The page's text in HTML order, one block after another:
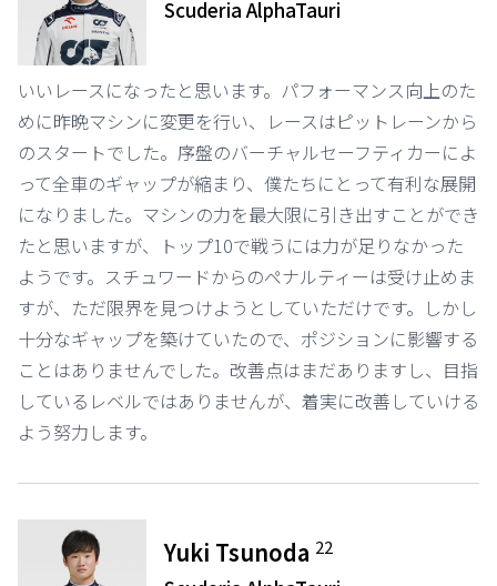
Scuderia AlphaTauri
いいレースになったと思います。パフォーマンス向上のた
めに昨晩マシンに変更を行い、レースはピットレーンから
のスタートでした。序盤のバーチャルセーフティカーによ
って全車のギャップが縮まり、僕たちにとって有利な展開
になりました。マシンの力を最大限に引き出すことができ
たと思いますが、トップ10で戦うには力が足りなかった
ようです。スチュワードからのペナルティーは受け止めま
すが、ただ限界を見つけようとしていただけです。しかし
十分なギャップを築けていたので、ポジションに影響する
ことはありませんでした。改善点はまだありますし、目指
しているレベルではありませんが、着実に改善していける
よう努力します。
Yuki Tsunoda 22